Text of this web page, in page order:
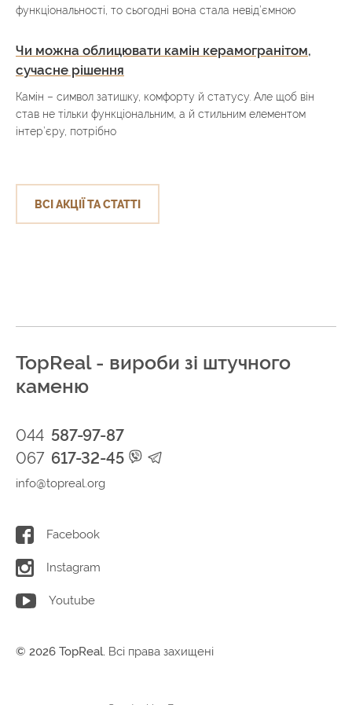
функціональності, то сьогодні вона стала невід’ємною
Чи можна облицювати камін керамогранітом,
сучасне рішення
Камін – символ затишку, комфорту й статусу. Але щоб він
став не тільки функціональним, а й стильним елементом
інтер’єру, потрібно
ВСІ АКЦІЇ ТА СТАТТІ
TopReal - вироби зі штучного
каменю
044 587-97-87
067 617-32-45
info@topreal.org
Facebook
Instagram
Youtube
© 2026 TopReal. Всі права захищені